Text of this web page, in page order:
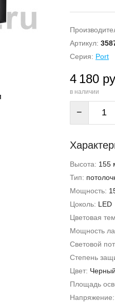
Артикул:
Серия: Port
4 180
в наличии
−
Высота: 155
Тип:
Мощность:
Цоколь: LED
Цветовая
Мощность
Световой
Степень
Цвет:
Площадь